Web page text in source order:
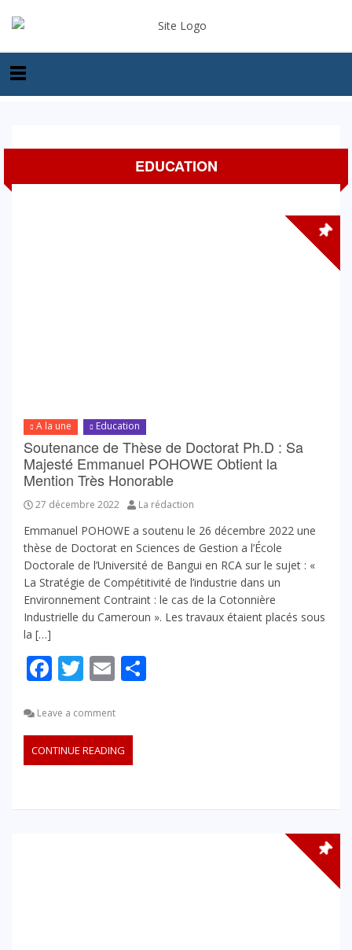
EDUCATION
A la une Education
Soutenance de Thèse de Doctorat Ph.D : Sa
Majesté Emmanuel POHOWE Obtient la
Mention Très Honorable
27 décembre 2022 La rédaction
Emmanuel POHOWE a soutenu le 26 décembre 2022 une
thèse de Doctorat en Sciences de Gestion a l’École
Doctorale de l’Université de Bangui en RCA sur le sujet : «
La Stratégie de Compétitivité de l’industrie dans un
Environnement Contraint : le cas de la Cotonnière
Industrielle du Cameroun ». Les travaux étaient placés sous
la […]
Facebook
Twitter
Email
Leave a comment
CONTINUE READING